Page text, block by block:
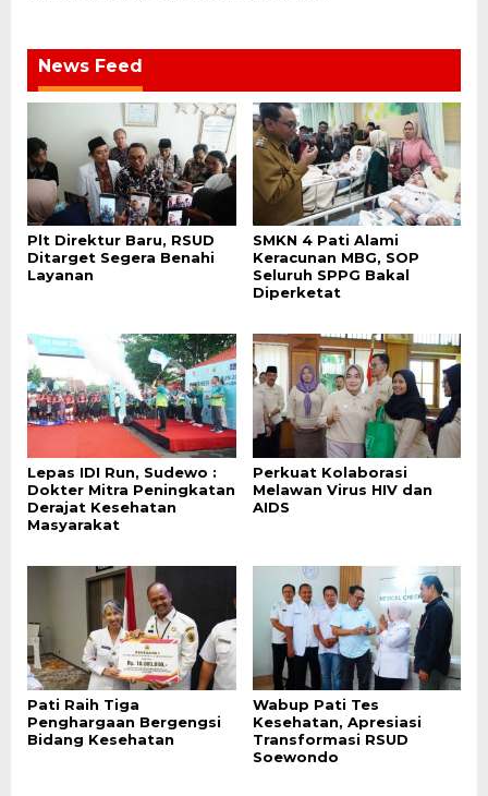
News Feed
Plt Direktur Baru, RSUD
Ditarget Segera Benahi
Layanan
SMKN 4 Pati Alami
Keracunan MBG, SOP
Seluruh SPPG Bakal
Diperketat
Lepas IDI Run, Sudewo :
Dokter Mitra Peningkatan
Derajat Kesehatan
Masyarakat
Perkuat Kolaborasi
Melawan Virus HIV dan
AIDS
Pati Raih Tiga
Penghargaan Bergengsi
Bidang Kesehatan
Wabup Pati Tes
Kesehatan, Apresiasi
Transformasi RSUD
Soewondo